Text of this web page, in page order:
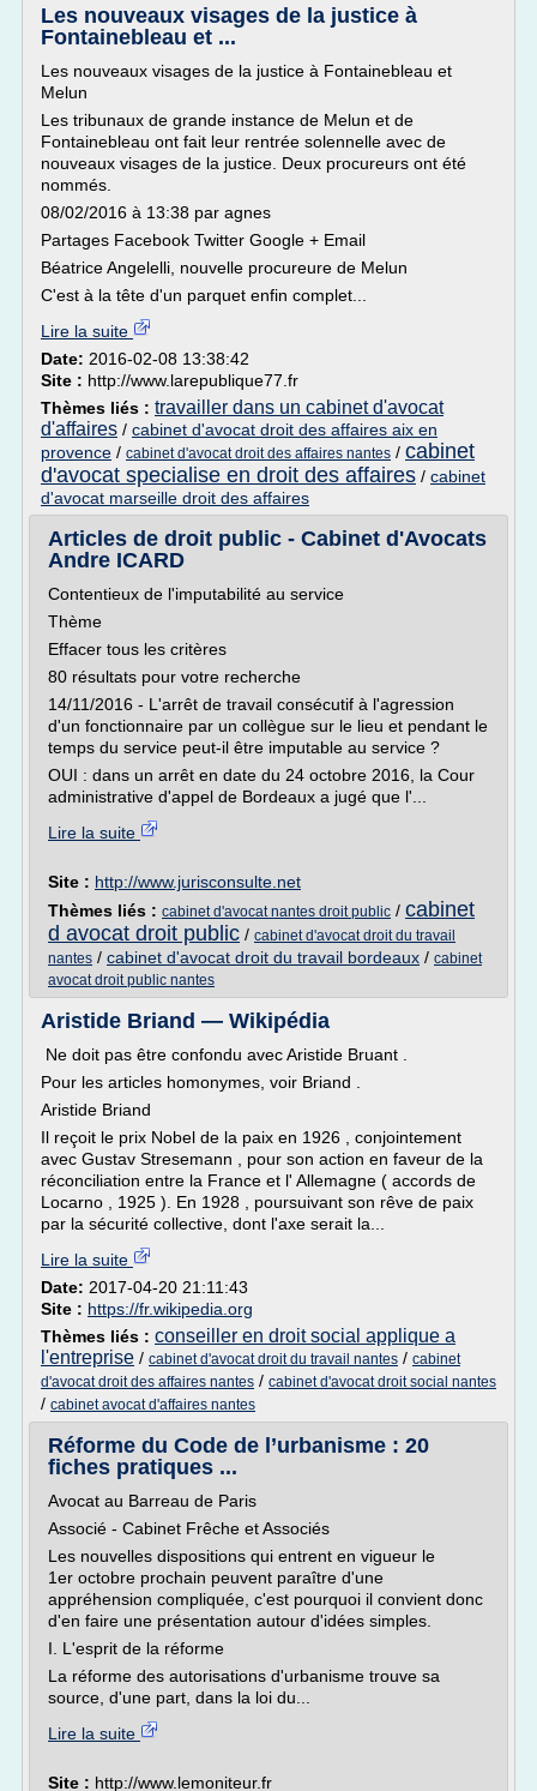
Les nouveaux visages de la justice à
Fontainebleau et ...
Les nouveaux visages de la justice à Fontainebleau et
Melun
Les tribunaux de grande instance de Melun et de
Fontainebleau ont fait leur rentrée solennelle avec de
nouveaux visages de la justice. Deux procureurs ont été
nommés.
08/02/2016 à 13:38 par agnes
Partages Facebook Twitter Google + Email
Béatrice Angelelli, nouvelle procureure de Melun
C'est à la tête d'un parquet enfin complet...
Lire la suite
Date: 2016-02-08 13:38:42
Site : http://www.larepublique77.fr
Thèmes liés : travailler dans un cabinet d'avocat
d'affaires / cabinet d'avocat droit des affaires aix en
provence / cabinet d'avocat droit des affaires nantes / cabinet
d'avocat specialise en droit des affaires / cabinet
d'avocat marseille droit des affaires
Articles de droit public - Cabinet d'Avocats
Andre ICARD
Contentieux de l'imputabilité au service
Thème
Effacer tous les critères
80 résultats pour votre recherche
14/11/2016 - L'arrêt de travail consécutif à l'agression
d'un fonctionnaire par un collègue sur le lieu et pendant le
temps du service peut-il être imputable au service ?
OUI : dans un arrêt en date du 24 octobre 2016, la Cour
administrative d'appel de Bordeaux a jugé que l'...
Lire la suite
Site : http://www.jurisconsulte.net
Thèmes liés : cabinet d'avocat nantes droit public / cabinet
d avocat droit public / cabinet d'avocat droit du travail
nantes / cabinet d'avocat droit du travail bordeaux / cabinet
avocat droit public nantes
Aristide Briand — Wikipédia
Ne doit pas être confondu avec Aristide Bruant .
Pour les articles homonymes, voir Briand .
Aristide Briand
Il reçoit le prix Nobel de la paix en 1926 , conjointement
avec Gustav Stresemann , pour son action en faveur de la
réconciliation entre la France et l' Allemagne ( accords de
Locarno , 1925 ). En 1928 , poursuivant son rêve de paix
par la sécurité collective, dont l'axe serait la...
Lire la suite
Date: 2017-04-20 21:11:43
Site : https://fr.wikipedia.org
Thèmes liés : conseiller en droit social applique a
l'entreprise / cabinet d'avocat droit du travail nantes / cabinet
d'avocat droit des affaires nantes / cabinet d'avocat droit social nantes
/ cabinet avocat d'affaires nantes
Réforme du Code de l’urbanisme : 20
fiches pratiques ...
Avocat au Barreau de Paris
Associé - Cabinet Frêche et Associés
Les nouvelles dispositions qui entrent en vigueur le
1er octobre prochain peuvent paraître d'une
appréhension compliquée, c'est pourquoi il convient donc
d'en faire une présentation autour d'idées simples.
I. L'esprit de la réforme
La réforme des autorisations d'urbanisme trouve sa
source, d'une part, dans la loi du...
Lire la suite
Site : http://www.lemoniteur.fr